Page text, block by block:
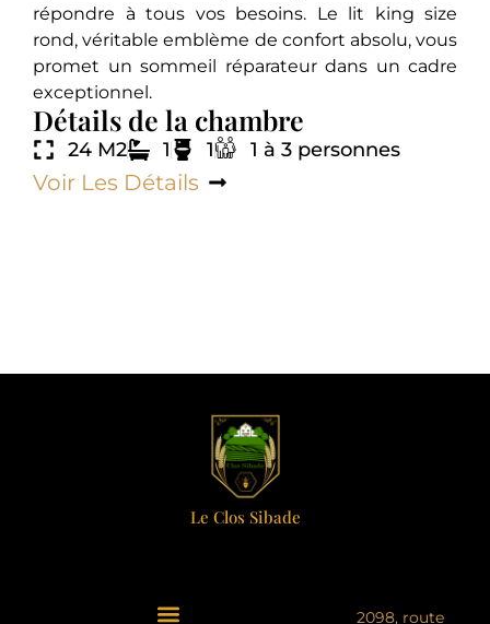
répondre à tous vos besoins. Le lit king size
rond, véritable emblème de confort absolu, vous
promet un sommeil réparateur dans un cadre
exceptionnel.
Détails de la chambre
24 M2 1 1 1 à 3 personnes
Voir Les Détails
Le Clos Sibade
2098, route